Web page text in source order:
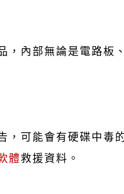
，內部無論是電路板
，可能會有硬碟中毒
體救援資料。